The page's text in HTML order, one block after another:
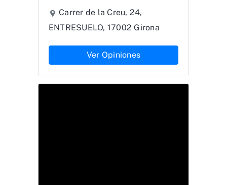
Carrer de la Creu, 24,
ENTRESUELO, 17002 Girona
Ver Opiniones